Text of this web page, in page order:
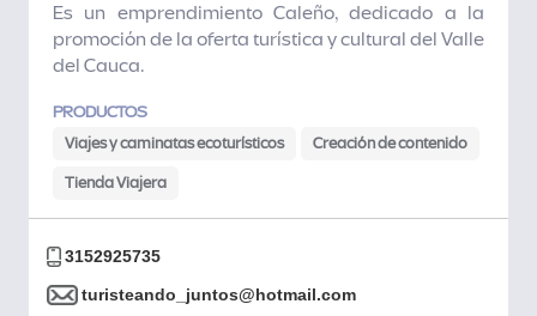
Es un emprendimiento Caleño, dedicado a la
promoción de la oferta turística y cultural del Valle
del Cauca.
PRODUCTOS
Viajes y caminatas ecoturísticos Creación de contenido
Tienda Viajera
3152925735
turisteando_juntos@hotmail.com